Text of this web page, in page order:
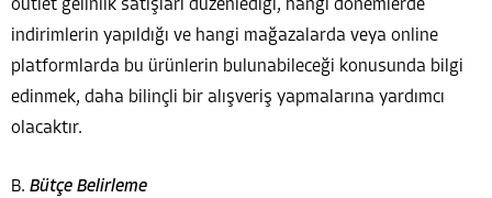
outlet gelinlik satışları düzenlediği, hangi dönemlerde
indirimlerin yapıldığı ve hangi mağazalarda veya online
platformlarda bu ürünlerin bulunabileceği konusunda bilgi
edinmek, daha bilinçli bir alışveriş yapmalarına yardımcı
olacaktır.
B. Bütçe Belirleme